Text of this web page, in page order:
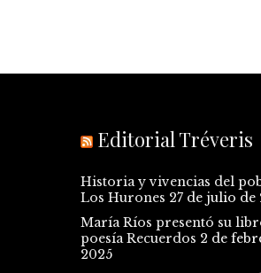
Editorial Tréveris
Historia y vivencias del
Los Hurones 27 de julio de
María Ríos presentó su
poesía Recuerdos 2 de
2025